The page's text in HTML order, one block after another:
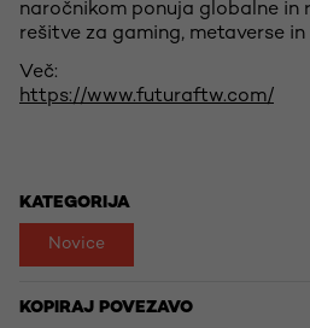
naročnikom ponuja globalne in
rešitve za gaming, metaverse
Več:
https://www.futuraftw.com/
KATEGORIJA
Novice
KOPIRAJ POVEZAVO